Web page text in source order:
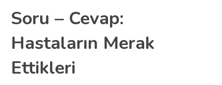
Soru – Cevap:
Hastaların Merak
Ettikleri